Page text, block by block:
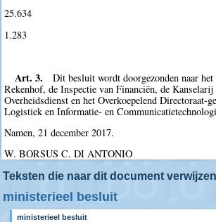
25.634
1.283
Art. 3.
Dit besluit wordt doorgezonden naar
Rekenhof, de Inspectie van Financiën, de Kanselarij
Overheidsdienst en het Overkoepelend Directoraat-
Logistiek en Informatie- en
Namen, 21 december 2017.
W. BORSUS C. DI ANTONIO
Teksten die naar dit document
ministerieel besluit
ministerieel besluit